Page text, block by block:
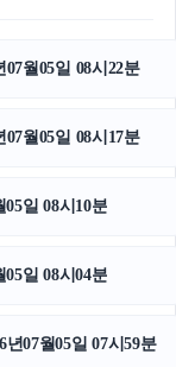
팔로워 구매
혼전문변호사
월05일 08시22분
월05일 08시17분
일 08시10분
일 08시04분
07월05일 07시59분